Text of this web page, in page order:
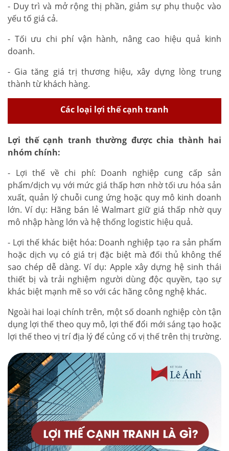
- Duy trì và mở rộng thị phần, giảm sự phụ thuộc vào
yếu tố giá cả.
- Tối ưu chi phí vận hành, nâng cao hiệu quả kinh
doanh.
- Gia tăng giá trị thương hiệu, xây dựng lòng trung
thành từ khách hàng.
Các loại lợi thế cạnh tranh
Lợi thế cạnh tranh thường được chia thành hai
nhóm chính:
- Lợi thế về chi phí: Doanh nghiệp cung cấp sản
phẩm/dịch vụ với mức giá thấp hơn nhờ tối ưu hóa sản
xuất, quản lý chuỗi cung ứng hoặc quy mô kinh doanh
lớn. Ví dụ: Hãng bán lẻ Walmart giữ giá thấp nhờ quy
mô nhập hàng lớn và hệ thống logistic hiệu quả.
- Lợi thế khác biệt hóa: Doanh nghiệp tạo ra sản phẩm
hoặc dịch vụ có giá trị đặc biệt mà đối thủ không thể
sao chép dễ dàng. Ví dụ: Apple xây dựng hệ sinh thái
thiết bị và trải nghiệm người dùng độc quyền, tạo sự
khác biệt mạnh mẽ so với các hãng công nghệ khác.
Ngoài hai loại chính trên, một số doanh nghiệp còn tận
dụng lợi thế theo quy mô, lợi thế đổi mới sáng tạo hoặc
lợi thế theo vị trí địa lý để củng cố vị thế trên thị trường.